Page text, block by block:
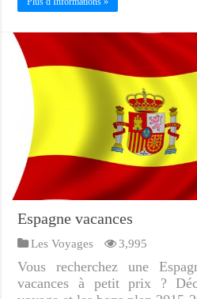
Espagne vacances
Les Voyages 3,995
Vous recherchez une
vacances à petit prix ?